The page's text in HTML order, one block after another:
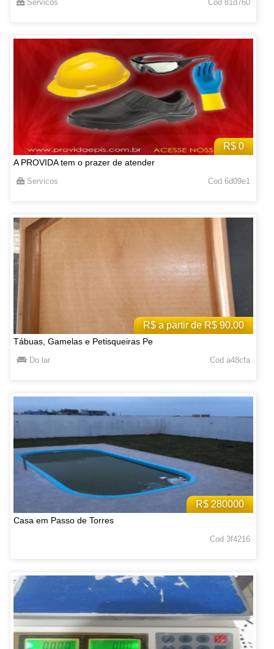
Servicos Cod 81d760
R$ 0
A PROVIDA tem o prazer de atender
Servicos Cod 6d09e1
R$ a partir de R$ 90,00
Tábuas, Gamelas e Petisqueiras Pe
Do lar Cod a48cfa
R$ 280000
Casa em Passo de Torres
Cod 3f4216